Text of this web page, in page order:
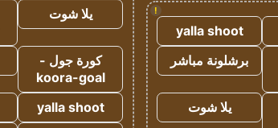
!
yalla shoot
برشلونة مباشر
يلا شوت
يلا شوت
كورة جول -
koora-goal
yalla shoot